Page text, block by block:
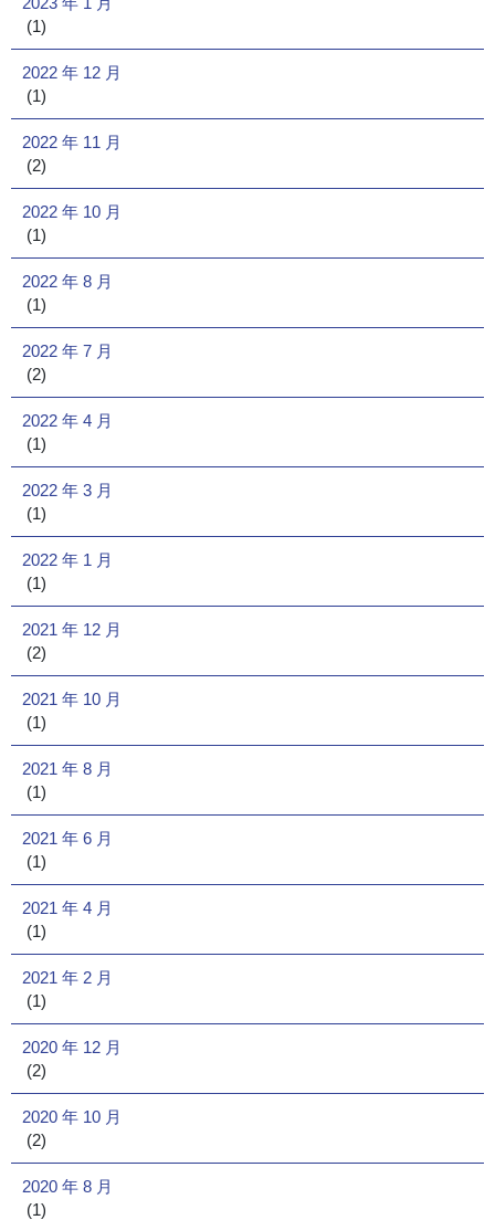
(1)
2022 年 12 月
(1)
2022 年 11 月
(2)
2022 年 10 月
(1)
2022 年 8 月
(1)
2022 年 7 月
(2)
2022 年 4 月
(1)
2022 年 3 月
(1)
2022 年 1 月
(1)
2021 年 12 月
(2)
2021 年 10 月
(1)
2021 年 8 月
(1)
2021 年 6 月
(1)
2021 年 4 月
(1)
2021 年 2 月
(1)
2020 年 12 月
(2)
2020 年 10 月
(2)
2020 年 8 月
(1)